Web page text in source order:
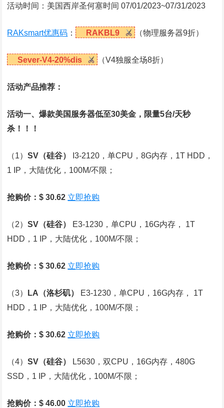
活动时间：美国西岸圣何塞时间 07/01/2023~07/31/2023
RAKsmart优惠码 ： RAKBL9 （物理服务器9折）
Sever-V4-20%dis （V4独服全场8折）
活动产品推荐：
活动一、爆款美国服务器低至30美金，限量5台/天秒
杀！！！
（1）SV （硅谷）
I3-2120，单CPU，8G内存，1T HDD，
1 IP，大陆优化，100M/不限；
抢购价：$ 30.62 立即抢购
（2）SV （硅谷）
E3-1230，单CPU，16G内存， 1T
HDD，1 IP，大陆优化，100M/不限；
抢购价：$ 30.62 立即抢购
（3） LA （洛杉矶）
E3-1230，单CPU，16G内存， 1T
HDD，1 IP，大陆优化，100M/不限；
抢购价：$ 30.62 立即抢购
（4）SV （硅谷）
L5630，双CPU，16G内存，480G
SSD，1 IP，大陆优化，100M/不限；
抢购价：$ 46.00 立即抢购